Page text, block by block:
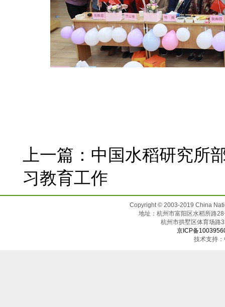
上一篇： 中国水稻研究所
习教育工作
Copyright © 2003-2019 China
地址：杭州市富阳区水稻所路
杭州市拱墅区体
京ICP备
技术支持